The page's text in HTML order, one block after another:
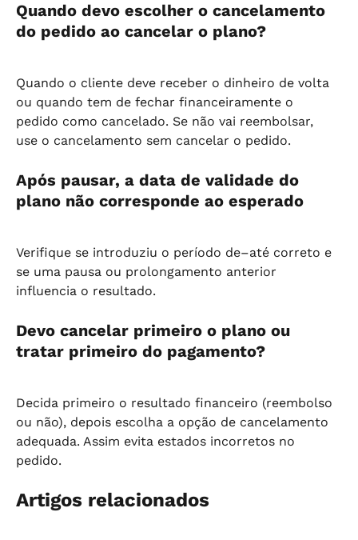
Quando devo escolher o cancelamento
do pedido ao cancelar o plano?
Quando o cliente deve receber o dinheiro de volta
ou quando tem de fechar financeiramente o
pedido como cancelado. Se não vai reembolsar,
use o cancelamento sem cancelar o pedido.
Após pausar, a data de validade do
plano não corresponde ao esperado
Verifique se introduziu o período de–até correto e
se uma pausa ou prolongamento anterior
influencia o resultado.
Devo cancelar primeiro o plano ou
tratar primeiro do pagamento?
Decida primeiro o resultado financeiro (reembolso
ou não), depois escolha a opção de cancelamento
adequada. Assim evita estados incorretos no
pedido.
Artigos relacionados